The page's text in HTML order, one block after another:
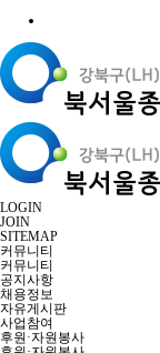
LOGIN
JOIN
SITEMAP
커뮤니티
커뮤니티
공지사항
채용정보
자유게시판
사업참여
후원·자원봉사